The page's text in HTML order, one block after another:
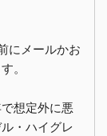
にメールかお
。
想定外に悪
・ハイグレ